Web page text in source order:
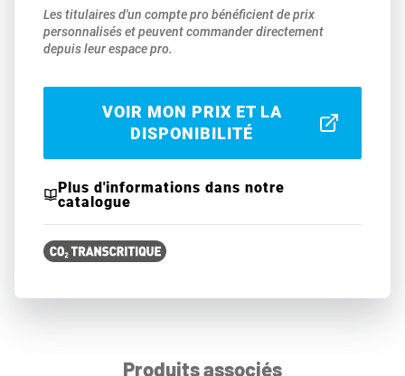
Les titulaires d'un compte pro bénéficient de prix
personnalisés et peuvent commander directement
depuis leur espace pro.
VOIR MON PRIX ET LA
DISPONIBILITÉ
Plus d'informations dans notre
catalogue
Produits associés